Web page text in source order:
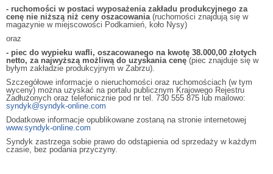
- ruchomości w postaci wyposażenia zakładu produkcyjnego za
cenę nie niższą niż ceny oszacowania(ruchomości znajdują się w
magazynie w miejscowości Podkamień, koło Nysy)
oraz
- piec do wypieku wafli, oszacowanego na kwotę 38.000,00 złotych
netto, za najwyższą możliwą do uzyskania cenę (piec znajduje się w
byłym zakładzie produkcyjnym w Zabrzu).
Szczegółowe informacje o nieruchomości oraz ruchomościach (w tym
wyceny) można uzyskać na portalu publicznym Krajowego Rejestru
Zadłużonych oraz telefonicznie pod nr tel. 730 555 875 lub mailowo:
syndyk@syndyk-online.com
Dodatkowe informacje opublikowane zostaną na stronie internetowej
www.syndyk-online.com
Syndyk zastrzega sobie prawo do odstąpienia od sprzedaży w każdym
czasie, bez podania przyczyny.